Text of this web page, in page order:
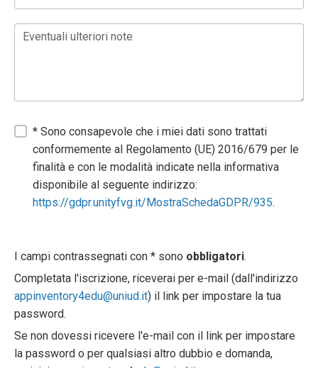
Eventuali ulteriori note
* Sono consapevole che i miei dati sono trattati
conformemente al Regolamento (UE) 2016/679 per le
finalità e con le modalità indicate nella informativa
disponibile al seguente indirizzo:
https://gdpr.unityfvg.it/MostraSchedaGDPR/935.
I campi contrassegnati con * sono obbligatori.
Completata l'iscrizione, riceverai per e-mail (dall'indirizzo
appinventory4edu@uniud.it) il link per impostare la tua
password.
Se non dovessi ricevere l'e-mail con il link per impostare
la password o per qualsiasi altro dubbio e domanda,